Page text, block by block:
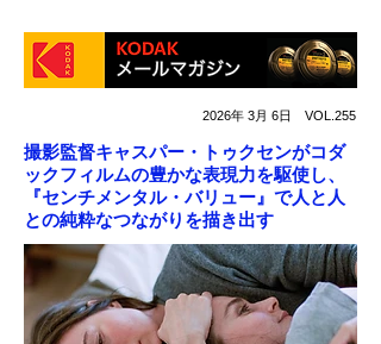
2026年 3月 6日 VOL.255
撮影監督キャスパー・トゥクセンがコダ
ックフィルムの豊かな表現力を駆使し、
『センチメンタル・バリュー』で人と人
との純粋なつながりを描き出す